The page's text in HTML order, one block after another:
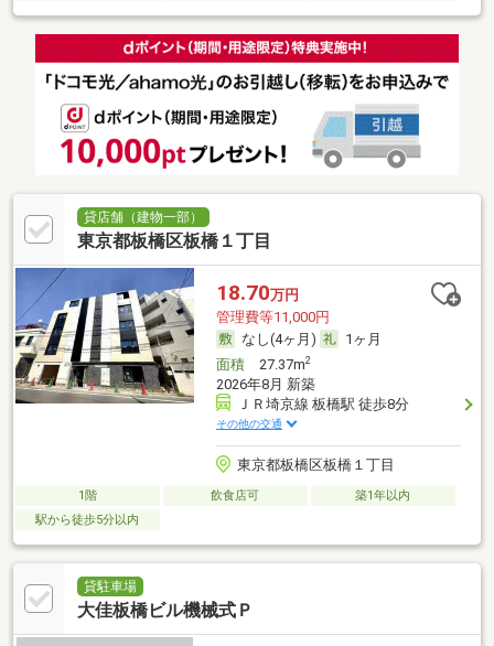
貸店舗（建物一部）
東京都板橋区板橋１丁目
18.70万円
管理費等11,000円
なし(4ヶ月)
1ヶ月
面積27.37m2
2026年8月 新築
ＪＲ埼京線 板橋駅 徒歩8分
その他の交通
東京都板橋区板橋１丁目
1階 飲食店可
築1年以内
駅から徒歩5分以内
貸駐車場
大佳板橋ビル機械式Ｐ